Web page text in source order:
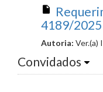
4189/2025
Autoria: Ver.(a)
Convidados